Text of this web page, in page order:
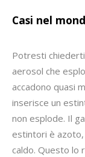
Casi nel
Potresti
aerosol che
accadono quasi
inserisce un
non esplode. Il
estintori è
caldo. Questo lo